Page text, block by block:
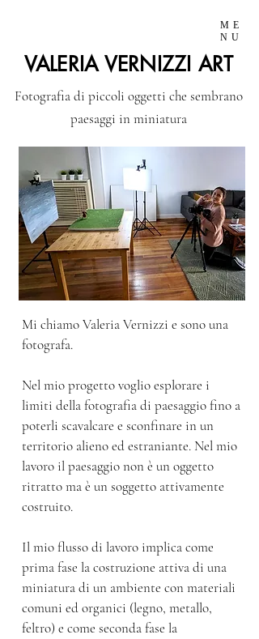
ME
NU
VALERIA VERNIZZI ART
Fotografia di piccoli oggetti che sembrano
paesaggi in miniatura
Mi chiamo Valeria Vernizzi e sono una
fotografa.
Nel mio progetto voglio esplorare i
limiti della fotografia di paesaggio fino a
poterli scavalcare e sconfinare in un
territorio alieno ed estraniante. Nel mio
lavoro il paesaggio non è un oggetto
ritratto ma è un soggetto attivamente
costruito.
Il mio flusso di lavoro implica come
prima fase la costruzione attiva di una
miniatura di un ambiente con materiali
comuni ed organici (legno, metallo,
feltro) e come seconda fase la